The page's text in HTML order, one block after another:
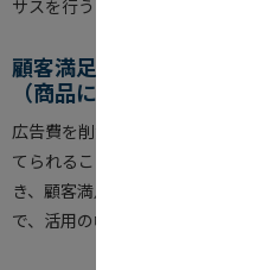
サスを行うことで、コストの大
顧客満足度の向上と、
（商品にコストを割くこ
広告費を削減できれば、浮いた
てられることが考えられます。
き、顧客満足度も高くなれば、
で、活用の幅も広がり、多くの